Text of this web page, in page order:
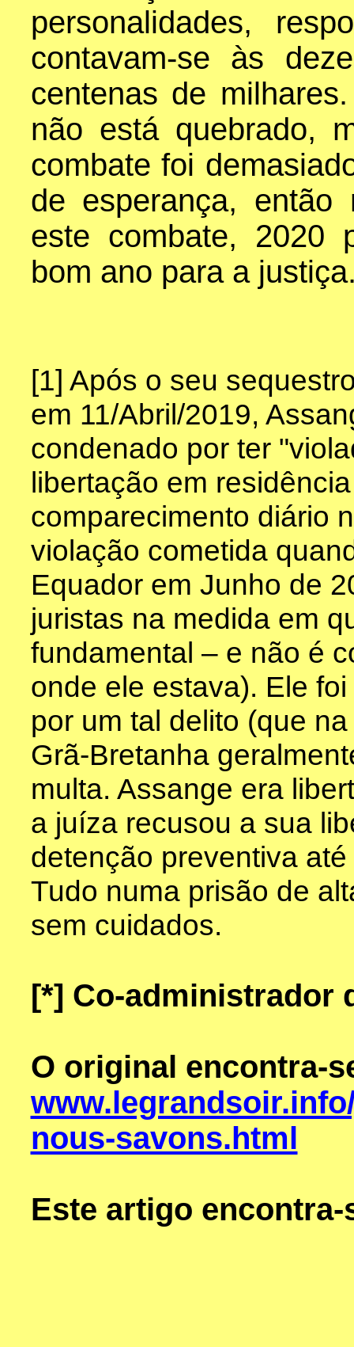
personalidades,
contavam-se às
centenas de
não está quebrado,
combate foi
de esperança, então
este combate, 2020
bom ano para a
[1] Após o seu
em 11/Abril/2019,
condenado por ter
libertação em
comparecimento diário
violação cometida
Equador em Junho de
juristas na medida em
fundamental – e não é
onde ele estava). Ele
por um tal delito (que
Grã-Bretanha
multa. Assange era
a juíza recusou a sua
detenção preventiva
Tudo numa prisão de
sem cuidados.
[*] Co-administrador
O original encontra-
nous-savons.html
Este artigo